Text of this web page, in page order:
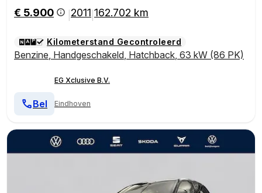
€ 5.900 2011 162.702 km
Kilometerstand Gecontroleerd
Benzine, Handgeschakeld, Hatchback, 63 kW (86 PK)
EG Xclusive B.V.
Eindhoven
Bel